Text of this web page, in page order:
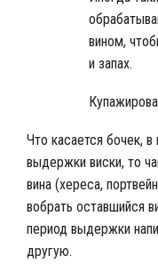
вином,
и запах.
Что касается бочек,
выдержки виски, то
вина (хереса,
вобрать оставшийся
период выдержки
другую.